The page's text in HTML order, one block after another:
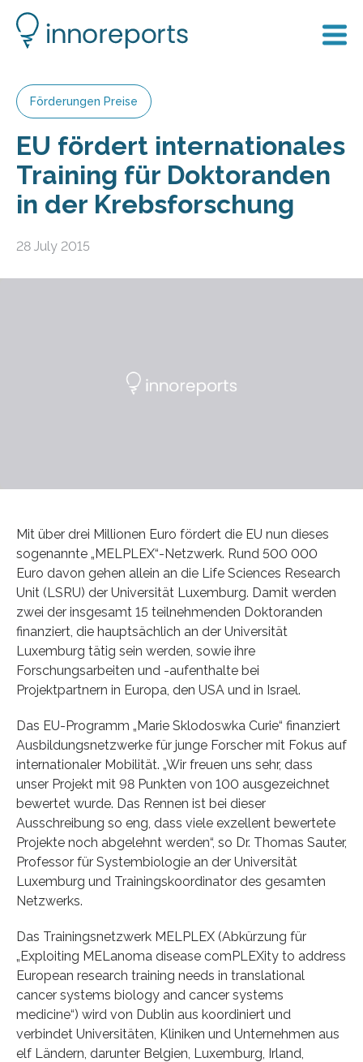
Förderungen Preise
EU fördert internationales
Training für Doktoranden
in der Krebsforschung
28 July 2015
Mit über drei Millionen Euro fördert die EU nun dieses
sogenannte „MELPLEX“-Netzwerk. Rund 500 000
Euro davon gehen allein an die Life Sciences Research
Unit (LSRU) der Universität Luxemburg. Damit werden
zwei der insgesamt 15 teilnehmenden Doktoranden
finanziert, die hauptsächlich an der Universität
Luxemburg tätig sein werden, sowie ihre
Forschungsarbeiten und -aufenthalte bei
Projektpartnern in Europa, den USA und in Israel.
Das EU-Programm „Marie Sklodoswka Curie“ finanziert
Ausbildungsnetzwerke für junge Forscher mit Fokus auf
internationaler Mobilität. „Wir freuen uns sehr, dass
unser Projekt mit 98 Punkten von 100 ausgezeichnet
bewertet wurde. Das Rennen ist bei dieser
Ausschreibung so eng, dass viele exzellent bewertete
Projekte noch abgelehnt werden“, so Dr. Thomas Sauter,
Professor für Systembiologie an der Universität
Luxemburg und Trainingskoordinator des gesamten
Netzwerks.
Das Trainingsnetzwerk MELPLEX (Abkürzung für
„Exploiting MELanoma disease comPLEXity to address
European research training needs in translational
cancer systems biology and cancer systems
medicine“) wird von Dublin aus koordiniert und
verbindet Universitäten, Kliniken und Unternehmen aus
elf Ländern, darunter Belgien, Luxemburg, Irland,